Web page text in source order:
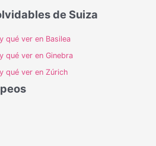
de Suiza
qué ver en Basilea
qué ver en Ginebra
qué ver en Zúrich